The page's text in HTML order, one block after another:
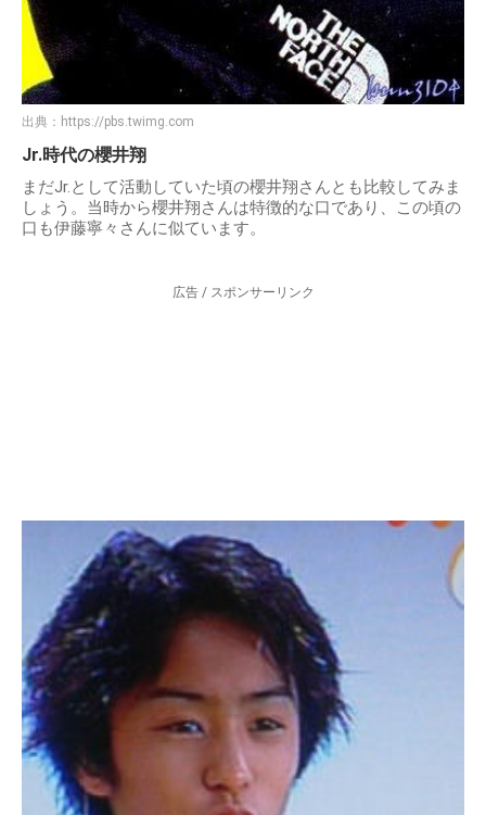
出典： https://pbs.twimg.com
Jr.時代の櫻井翔
まだJr.として活動していた頃の櫻井翔さんとも比較してみま
しょう。当時から櫻井翔さんは特徴的な口であり、この頃の
口も伊藤寧々さんに似ています。
広告 / スポンサーリンク